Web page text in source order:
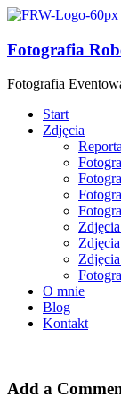
Fotografia
Fotografia
Start
Zdjęcia
O mnie
Blog
Kontakt
Add a